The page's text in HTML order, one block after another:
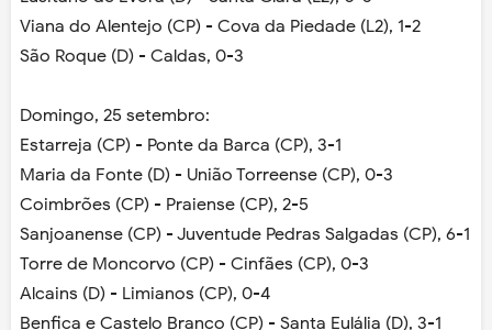
Viana do Alentejo (CP) - Cova da Piedade (L2), 1-2
São Roque (D) - Caldas, 0-3
Domingo, 25 setembro:
Estarreja (CP) - Ponte da Barca (CP), 3-1
Maria da Fonte (D) - União Torreense (CP), 0-3
Coimbrões (CP) - Praiense (CP), 2-5
Sanjoanense (CP) - Juventude Pedras Salgadas (CP), 6-1
Torre de Moncorvo (CP) - Cinfães (CP), 0-3
Alcains (D) - Limianos (CP), 0-4
Benfica e Castelo Branco (CP) - Santa Eulália (D), 3-1